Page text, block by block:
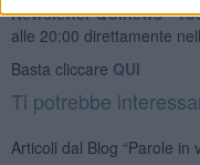
Newsletter QUInews -
alle 20:00 direttamente
Basta cliccare QUI
Ti potrebbe
Articoli dal Blog “Parole in